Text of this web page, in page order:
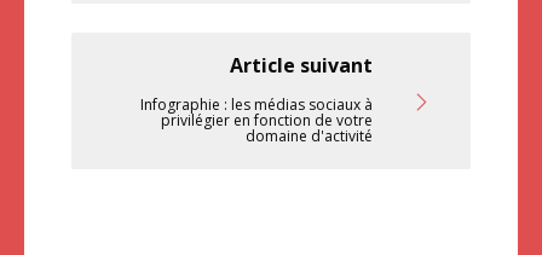
Article suivant
Infographie : les médias sociaux à
privilégier en fonction de votre
domaine d'activité